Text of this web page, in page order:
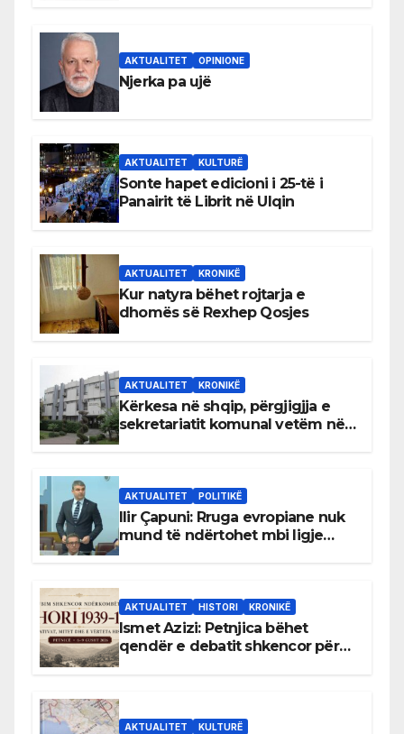
AKTUALITET OPINIONE
Njerka pa ujë
AKTUALITET KULTURË
Sonte hapet edicioni i 25-të i
Panairit të Librit në Ulqin
AKTUALITET KRONIKË
Kur natyra bëhet rojtarja e
dhomës së Rexhep Qosjes
AKTUALITET KRONIKË
Kërkesa në shqip, përgjigjja e
sekretariatit komunal vetëm në
AKTUALITET POLITIKË
Ilir Çapuni: Rruga evropiane nuk
mund të ndërtohet mbi ligje
AKTUALITET HISTORI KRONIKË
Ismet Azizi: Petnjica bëhet
qendër e debatit shkencor për
AKTUALITET KULTURË